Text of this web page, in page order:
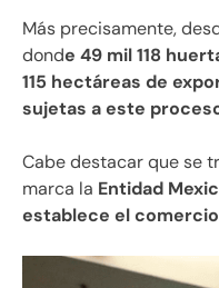
Más precisamente,
donde 49 mil 118
115 hectáreas de
sujetas a este
Cabe destacar que se
marca la Entidad
establece el